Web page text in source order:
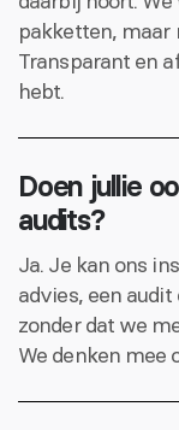
pakketten, maar
Transparant en
hebt.
Doen jullie
audits?
Ja. Je kan ons
advies, een
zonder dat we
We denken mee